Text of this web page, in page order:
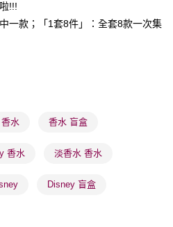
作天送達
或以上免運費
將隨機分配至SF順豐速運或京東
排重寄
!!!
一款；「1套8件」：全套8款一次集
水 香水 盲盒
香水 淡香水 香水
Disney 盲盒